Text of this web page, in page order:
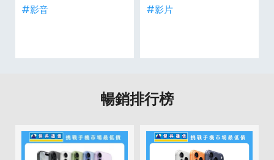
#影音
#影片
暢銷排行榜